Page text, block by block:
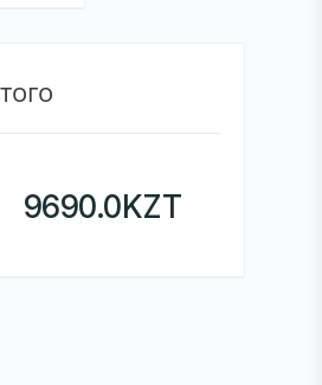
9690.0KZT